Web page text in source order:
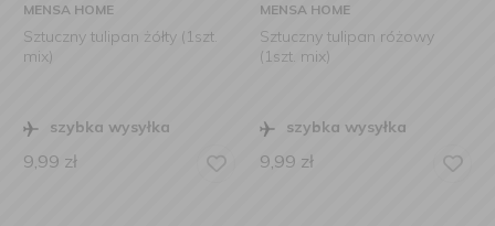
MENSA HOME
Sztuczny tulipan żółty (1szt.
mix)
szybka wysyłka
9,99 zł
MENSA HOME
Sztuczny tulipan różowy
(1szt. mix)
szybka wysyłka
9,99 zł